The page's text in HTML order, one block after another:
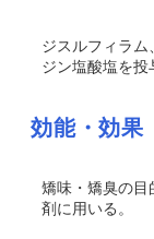
ジスルフィラ
ジン塩酸塩を投
効能・効果
矯味・矯臭の目
剤に用いる。